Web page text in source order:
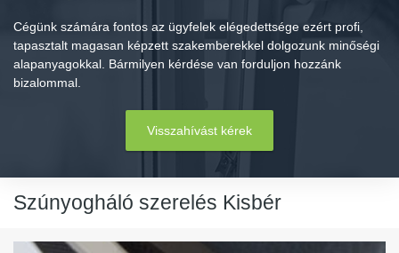
Cégünk számára fontos az ügyfelek elégedettsége ezért profi,
tapasztalt magasan képzett szakemberekkel dolgozunk minőségi
alapanyagokkal. Bármilyen kérdése van forduljon hozzánk
bizalommal.
Visszahívást kérek
Szúnyogháló szerelés Kisbér